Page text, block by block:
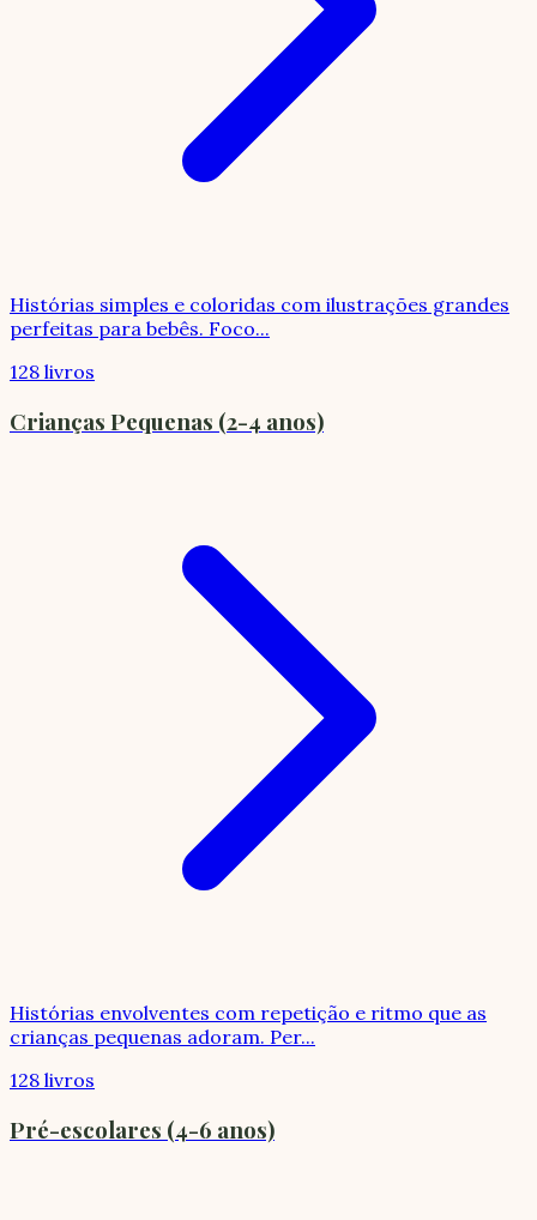
Histórias simples e coloridas com ilustrações grandes
perfeitas para bebês. Foco...
128 livros
Crianças Pequenas (2-4 anos)
Histórias envolventes com repetição e ritmo que as
crianças pequenas adoram. Per...
128 livros
Pré-escolares (4-6 anos)